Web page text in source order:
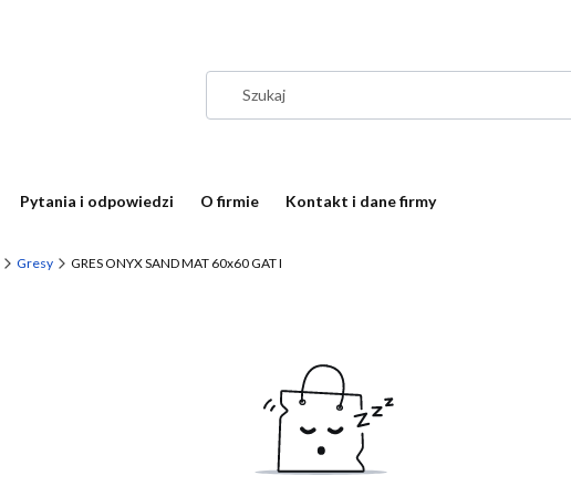
Pytania i odpowiedzi O firmie Kontakt i dane firmy
Gresy GRES ONYX SAND MAT 60x60 GAT I